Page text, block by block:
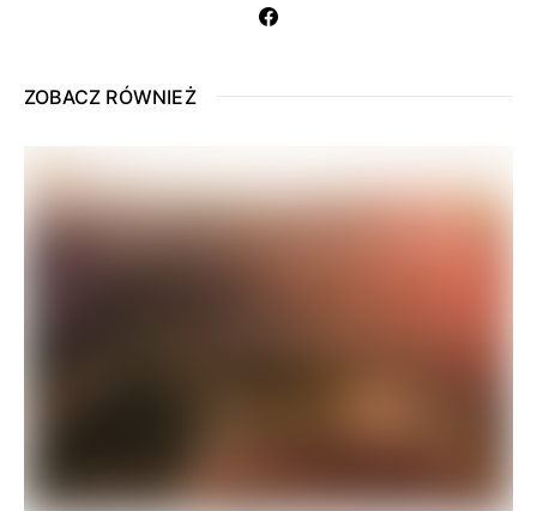
ZOBACZ RÓWNIEŻ